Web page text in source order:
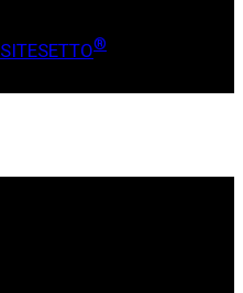
SITESETTO®